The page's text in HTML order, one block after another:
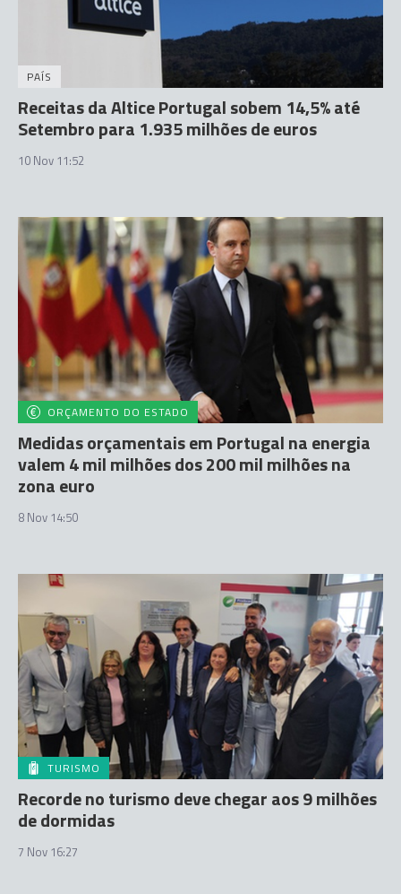
PAÍS
Receitas da Altice Portugal sobem 14,5% até
Setembro para 1.935 milhões de euros
10 Nov 11:52
ORÇAMENTO DO ESTADO
Medidas orçamentais em Portugal na energia
valem 4 mil milhões dos 200 mil milhões na
zona euro
8 Nov 14:50
TURISMO
Recorde no turismo deve chegar aos 9 milhões
de dormidas
7 Nov 16:27